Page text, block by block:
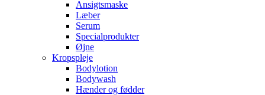
Ansigtsmaske
Læber
Serum
Specialprodukter
Øjne
Kropspleje
Bodylotion
Bodywash
Hænder og fødder